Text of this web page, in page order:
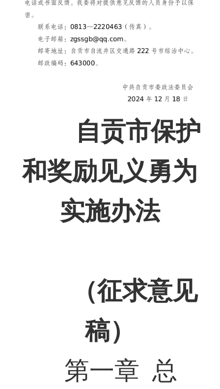
自贡市保护
和奖励见义勇为
实施办法
（征求意见
稿）
第一章 总